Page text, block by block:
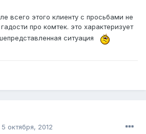
всего этого клиенту с просьбами не
про комтек. это характеризует
ситуация
5 октября, 2012